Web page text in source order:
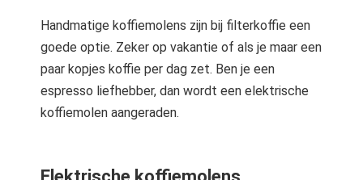
Handmatige koffiemolens zijn bij filterkoffie een
goede optie. Zeker op vakantie of als je maar een
paar kopjes koffie per dag zet. Ben je een
espresso liefhebber, dan wordt een elektrische
koffiemolen aangeraden.